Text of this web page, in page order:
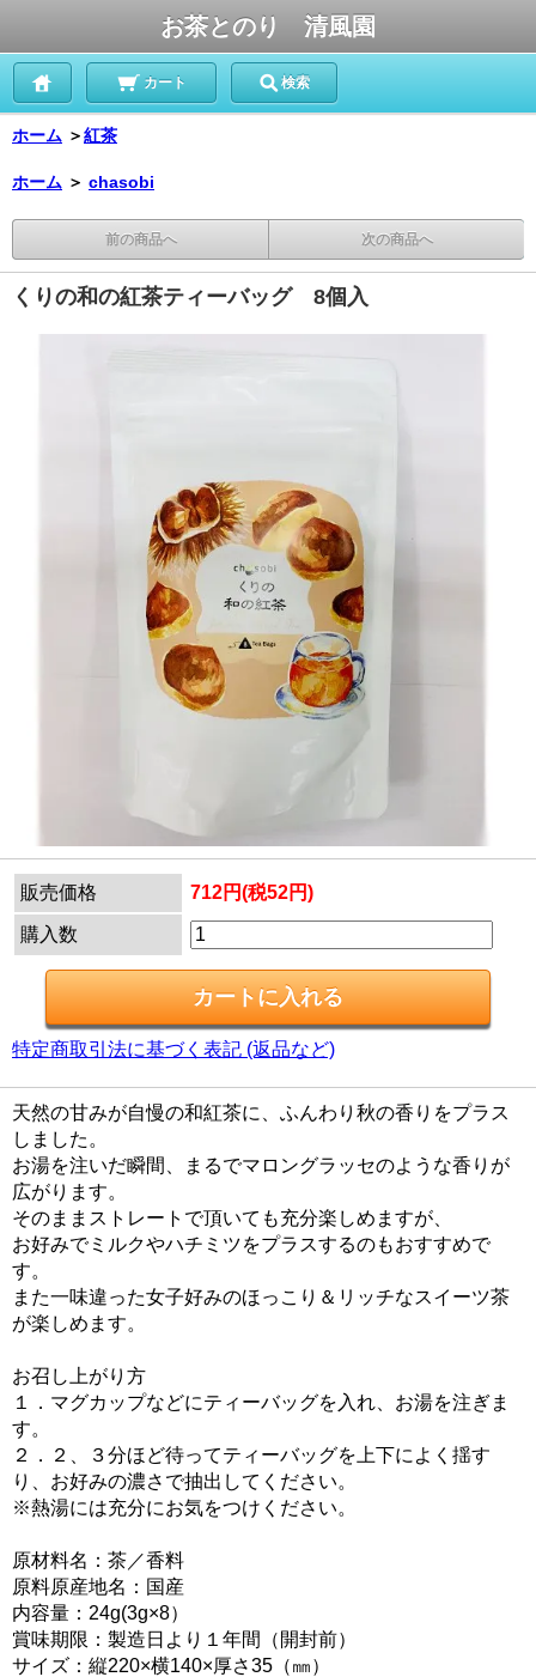
お茶とのり 清風園
カート 検索
ホーム ＞紅茶
ホーム ＞ chasobi
前の商品へ 次の商品へ
くりの和の紅茶ティーバッグ 8個入
販売価格 712円(税52円)
購入数
特定商取引法に基づく表記 (返品など)
天然の甘みが自慢の和紅茶に、ふんわり秋の香りをプラス
しました。
お湯を注いだ瞬間、まるでマロングラッセのような香りが
広がります。
そのままストレートで頂いても充分楽しめますが、
お好みでミルクやハチミツをプラスするのもおすすめで
す。
また一味違った女子好みのほっこり＆リッチなスイーツ茶
が楽しめます。
お召し上がり方
１．マグカップなどにティーバッグを入れ、お湯を注ぎま
す。
２．２、３分ほど待ってティーバッグを上下によく揺す
り、お好みの濃さで抽出してください。
※熱湯には充分にお気をつけください。
原材料名：茶／香料
原料原産地名：国産
内容量：24g(3g×8）
賞味期限：製造日より１年間（開封前）
サイズ：縦220×横140×厚さ35（㎜）